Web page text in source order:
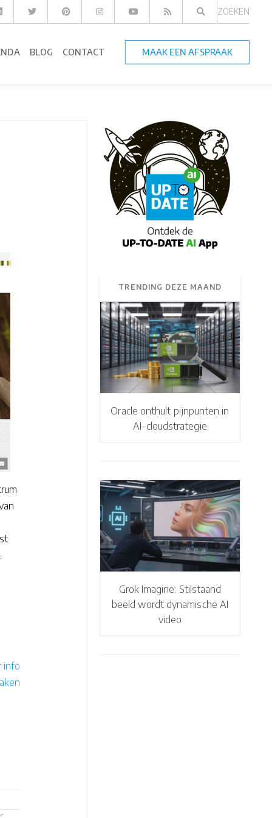
ZOEKEN
BLOG CONTACT MAAK EEN AFSPRAAK
info
TRENDING DEZE MAAND
Oracle onthult pijnpunten in
AI-cloudstrategie
Grok Imagine: Stilstaand
beeld wordt dynamische AI
video